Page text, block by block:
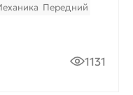
Передний
1131